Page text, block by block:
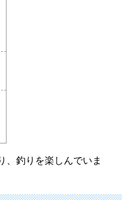
釣りを楽しんでいま